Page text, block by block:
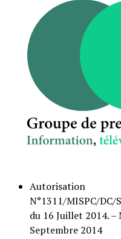
Autorisation
N°1311/MISPC/DC/
du 16 Juillet 2014. –
Septembre 2014